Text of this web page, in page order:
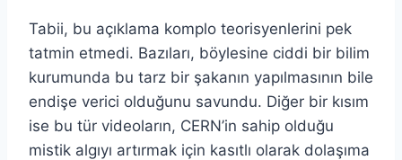
Tabii, bu açıklama komplo teorisyenlerini pek
tatmin etmedi. Bazıları, böylesine ciddi bir bilim
kurumunda bu tarz bir şakanın yapılmasının bile
endişe verici olduğunu savundu. Diğer bir kısım
ise bu tür videoların, CERN’in sahip olduğu
mistik algıyı artırmak için kasıtlı olarak dolaşıma